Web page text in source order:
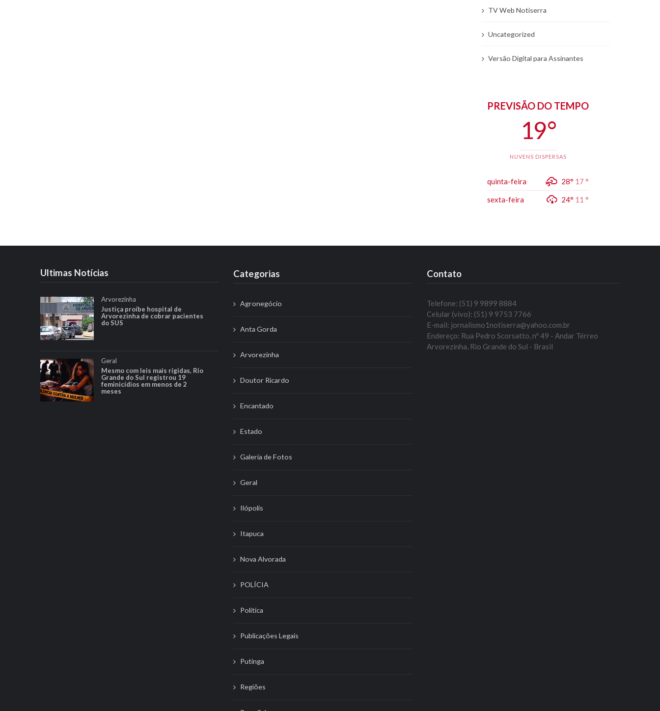
TV Web Notiserra
Uncategorized
Versão Digital para Assinantes
PREVISÃO DO TEMPO
19 °
NUVENS DISPERSAS
quinta-feira 28° 17 °
sexta-feira 24° 11 °
Ultimas Notícias
Arvorezinha
Justiça proíbe hospital de
Arvorezinha de cobrar pacientes
do SUS
Geral
Mesmo com leis mais rígidas, Rio
Grande do Sul registrou 19
feminicídios em menos de 2
meses
Categorias
Agronegócio
Anta Gorda
Arvorezinha
Doutor Ricardo
Encantado
Estado
Galeria de Fotos
Geral
Ilópolis
Itapuca
Nova Alvorada
POLÍCIA
Politíca
Publicações Legais
Putinga
Regiões
Contato
Telefone: (51) 9 9899 8884
Celular (vivo): (51) 9 9753 7766
E-mail: jornalismo1notiserra@yahoo.com.br
Endereço: Rua Pedro Scorsatto, nº 49 - Andar Térreo
Arvorezinha, Rio Grande do Sul - Brasil